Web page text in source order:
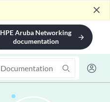
close
HPE Aruba Networking
documentation
arrow_forward